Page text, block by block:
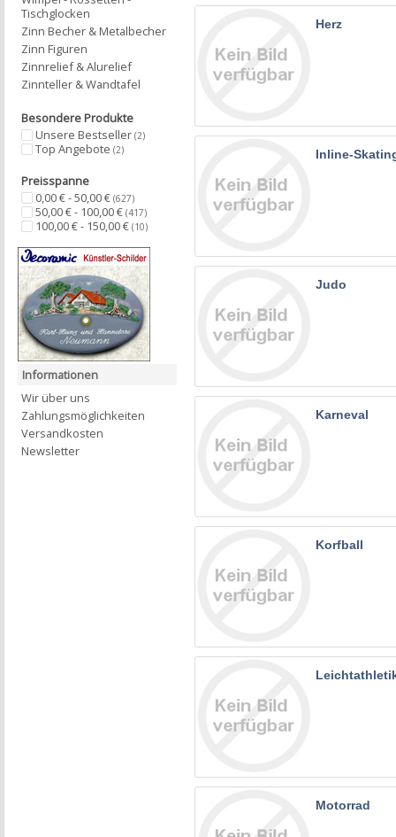
Herz
Inline-
Judo
Karneval
Korfball
Motorrad
Tischglocken
Zinn Becher & Metalbecher
Zinn Figuren
Zinnrelief & Alurelief
Zinnteller & Wandtafel
Besondere Produkte
Unsere Bestseller (2)
Top Angebote (2)
Preisspanne
0,00 € - 50,00 € (627)
50,00 € - 100,00 € (417)
100,00 € - 150,00 € (10)
Informationen
Wir über uns
Zahlungsmöglichkeiten
Versandkosten
Newsletter